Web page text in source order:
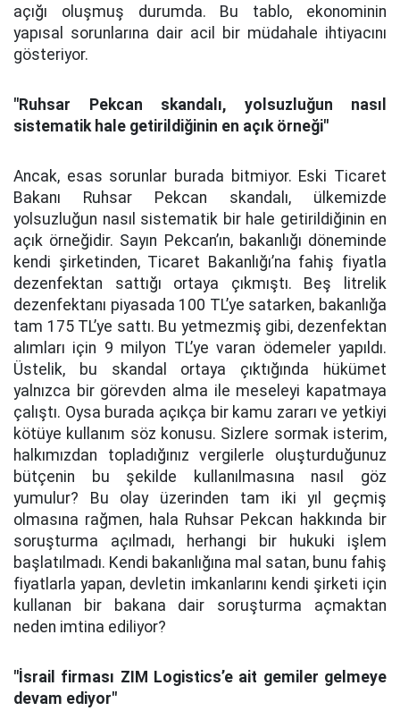
açığı oluşmuş durumda. Bu tablo, ekonominin
yapısal sorunlarına dair acil bir müdahale ihtiyacını
gösteriyor.
"Ruhsar Pekcan skandalı, yolsuzluğun nasıl
sistematik hale getirildiğinin en açık örneği"
Ancak, esas sorunlar burada bitmiyor. Eski Ticaret
Bakanı Ruhsar Pekcan skandalı, ülkemizde
yolsuzluğun nasıl sistematik bir hale getirildiğinin en
açık örneğidir. Sayın Pekcan’ın, bakanlığı döneminde
kendi şirketinden, Ticaret Bakanlığı’na fahiş fiyatla
dezenfektan sattığı ortaya çıkmıştı. Beş litrelik
dezenfektanı piyasada 100 TL’ye satarken, bakanlığa
tam 175 TL’ye sattı. Bu yetmezmiş gibi, dezenfektan
alımları için 9 milyon TL’ye varan ödemeler yapıldı.
Üstelik, bu skandal ortaya çıktığında hükümet
yalnızca bir görevden alma ile meseleyi kapatmaya
çalıştı. Oysa burada açıkça bir kamu zararı ve yetkiyi
kötüye kullanım söz konusu. Sizlere sormak isterim,
halkımızdan topladığınız vergilerle oluşturduğunuz
bütçenin bu şekilde kullanılmasına nasıl göz
yumulur? Bu olay üzerinden tam iki yıl geçmiş
olmasına rağmen, hala Ruhsar Pekcan hakkında bir
soruşturma açılmadı, herhangi bir hukuki işlem
başlatılmadı. Kendi bakanlığına mal satan, bunu fahiş
fiyatlarla yapan, devletin imkanlarını kendi şirketi için
kullanan bir bakana dair soruşturma açmaktan
neden imtina ediliyor?
"İsrail firması ZIM Logistics’e ait gemiler gelmeye
devam ediyor"